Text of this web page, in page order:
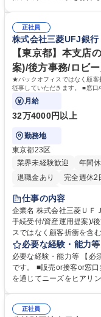
正社員
株式会社三菱UFJ銀行
【東京都】本支店
案)/後方事務/ロビ
★バックオフィスではなく顧
従事していただきます。 ■窓口
客様対応
月給
32万4000円以上
勤務地
東京都23区
業界未経験歓迎
年間
退職金あり
完全週休2
土日祝休み
仕事の内容
企業名 株式会社三菱ＵＦＪ銀行 求人名 【東京都】本支店の
手続受付/資産運用提案)/後方事務/ロビー
スではなく顧客折衝を含
事していただきます。 ■
ーション、お客様対応 ■窓口にて、ご来店された個人のお客様に対して金
融商品のご提案 ■効率的
に必ずご覧ください≫ ※
必要な経験・能力等
必要な経験・能力等 【必
です。 ■販売or接客or窓
を通じてニーズをヒアリング
るので安心して入行いた
正社員